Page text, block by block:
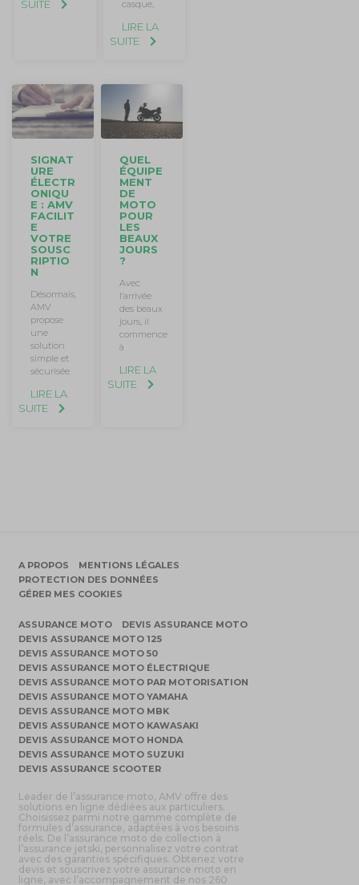
SUITE
casque,
LIRE LA
SUITE
SIGNAT
URE
ÉLECTR
ONIQU
E : AMV
FACILIT
E
VOTRE
SOUSC
RIPTIO
N
Désormais,
AMV
propose
une
solution
simple et
sécurisée
LIRE LA
SUITE
QUEL
ÉQUIPE
MENT
DE
MOTO
POUR
LES
BEAUX
JOURS
?
Avec
l’arrivée
des beaux
jours, il
commence
à
LIRE LA
SUITE
A PROPOS
MENTIONS LÉGALES
PROTECTION DES DONNÉES
GÉRER MES COOKIES
ASSURANCE MOTO
DEVIS ASSURANCE MOTO
DEVIS ASSURANCE MOTO 125
DEVIS ASSURANCE MOTO 50
DEVIS ASSURANCE MOTO ÉLECTRIQUE
DEVIS ASSURANCE MOTO PAR MOTORISATION
DEVIS ASSURANCE MOTO YAMAHA
DEVIS ASSURANCE MOTO MBK
DEVIS ASSURANCE MOTO KAWASAKI
DEVIS ASSURANCE MOTO HONDA
DEVIS ASSURANCE MOTO SUZUKI
DEVIS ASSURANCE SCOOTER
Leader de l’assurance moto, AMV offre des
solutions en ligne dédiées aux particuliers.
Choisissez parmi notre gamme complète de
formules d’assurance, adaptées à vos besoins
réels. De l’assurance moto de collection à
l’assurance jetski, personnalisez votre contrat
avec des garanties spécifiques. Obtenez votre
devis et souscrivez votre assurance moto en
ligne, avec l’accompagnement de nos 260